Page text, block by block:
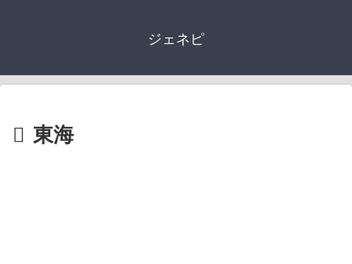
ジェネピ
東海